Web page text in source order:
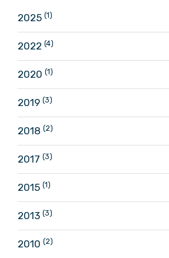
2025 (1)
2022 (4)
2020 (1)
2019 (3)
2018 (2)
2017 (3)
2015 (1)
2013 (3)
2010 (2)